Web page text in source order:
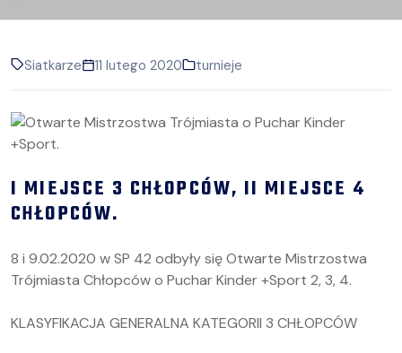
Siatkarze 11 lutego 2020 turnieje
I MIEJSCE 3 CHŁOPCÓW, II MIEJSCE 4
CHŁOPCÓW.
8 i 9.02.2020 w SP 42 odbyły się Otwarte Mistrzostwa
Trójmiasta Chłopców o Puchar Kinder +Sport 2, 3, 4.
KLASYFIKACJA GENERALNA KATEGORII 3 CHŁOPCÓW